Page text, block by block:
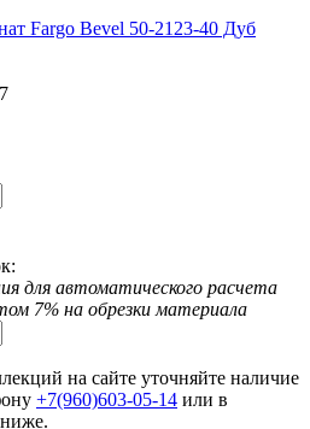
для автоматического расчета
7% на обрезки материала
на сайте уточняйте наличие
+7(960)603-05-14 или в